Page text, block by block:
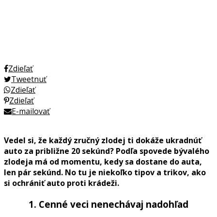
Zdieľať
Tweetnuť
Zdieľať
Zdieľať
E-mailovať
Vedel si, že každý zručný zlodej ti dokáže ukradnúť
auto za približne 20 sekúnd? Podľa spovede bývalého
zlodeja má od momentu, kedy sa dostane do auta,
len pár sekúnd. No tu je niekoľko tipov a trikov, ako
si ochrániť auto proti krádeži.
1. Cenné veci nenechávaj nadohľad